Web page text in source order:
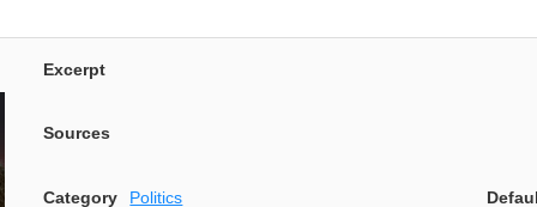
Excerpt
Sources
Category Politics